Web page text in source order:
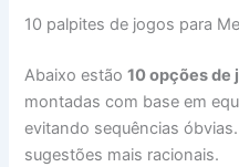
10 palpites de jogos para
Abaixo estão10 opções de
montadas com base em
evitando sequências
sugestões mais racionais.